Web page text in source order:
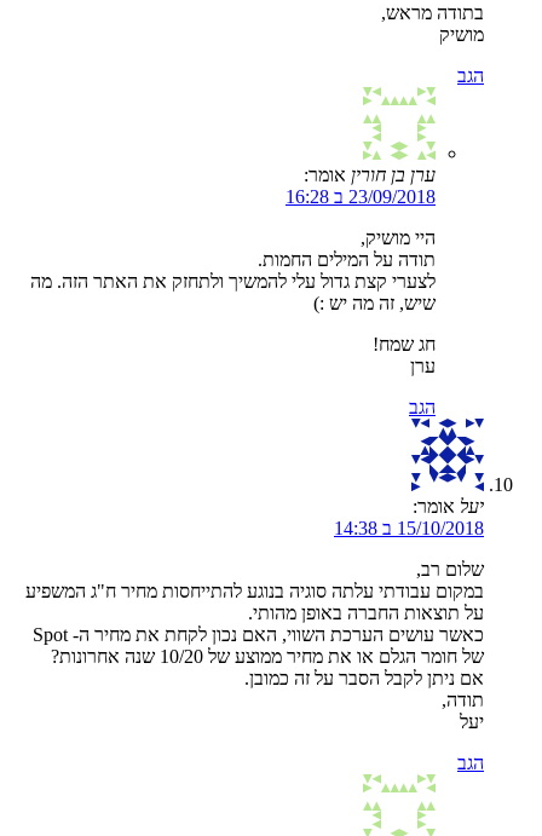
בתודה מראש,
מושיק
הגב
ערן בן חורין אומר:
23/09/2018 ב 16:28
היי מושיק,
תודה על המילים החמות.
לצערי קצת גדול עלי להמשיך ולתחזק את האתר הזה. מה
שיש, זה מה יש :)
חג שמח!
ערן
הגב
יעל אומר:
15/10/2018 ב 14:38
שלום רב,
במקום עבודתי עלתה סוגיה בנוגע להתייחסות מחיר ח"ג המשפיע
על תוצאות החברה באופן מהותי.
כאשר עושים הערכת השווי, האם נכון לקחת את מחיר ה- Spot
של חומר הגלם או את מחיר ממוצע של 10/20 שנה אחרונות?
אם ניתן לקבל הסבר על זה כמובן.
תודה,
יעל
הגב